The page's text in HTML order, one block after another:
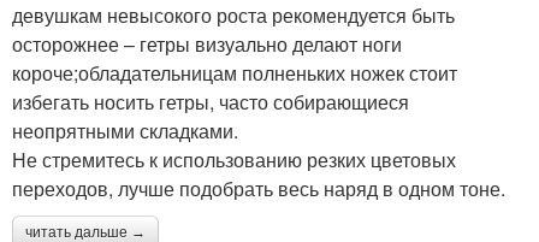
девушкам невысокого роста рекомендуется быть
осторожнее – гетры визуально делают ноги
короче;обладательницам полненьких ножек стоит
избегать носить гетры, часто собирающиеся
неопрятными складками.
Не стремитесь к использованию резких цветовых
переходов, лучше подобрать весь наряд в одном тоне.
читать дальше →